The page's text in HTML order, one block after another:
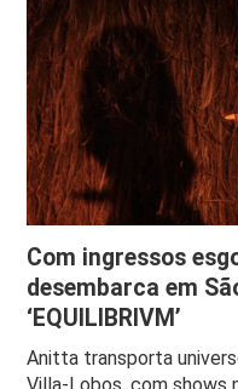
Com ingressos
desembarca em
‘EQUILIBRIVM’
Anitta transporta